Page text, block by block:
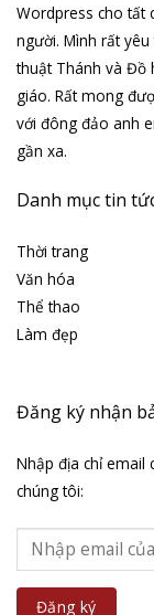
Wordpress cho tất
người. Mình rất yêu
thuật Thánh và Đồ
giáo. Rất mong
với đông đảo anh
gần xa.
Danh mục tin
Thời trang
Văn hóa
Thể thao
Làm đẹp
Đăng ký nhận
Nhập địa chỉ email
chúng tôi: